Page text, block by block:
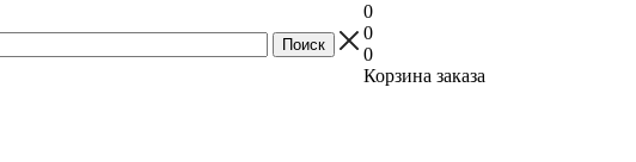
0
0
0
Корзина заказа